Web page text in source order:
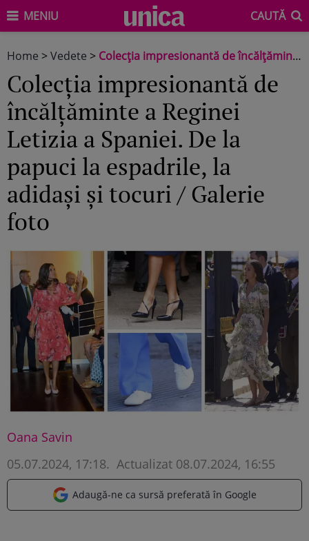
MENIU CAUTĂ
Home >Vedete > Colecția impresionantă de încălțăminte a Reginei Letizia a Spaniei. De la papuci la espadrile, la adidași și tocuri / Galerie foto
Colecția impresionantă de
încălțăminte a Reginei
Letizia a Spaniei. De la
papuci la espadrile, la
adidași și tocuri / Galerie
foto
Oana Savin
05.07.2024, 17:18. Actualizat 08.07.2024, 16:55
Adaugă-ne ca sursă preferată în Google